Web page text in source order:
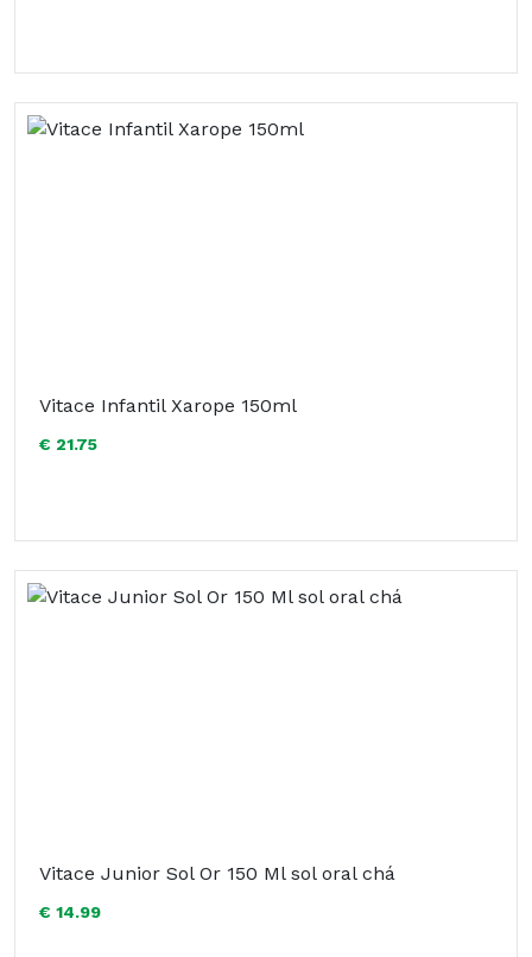
Vitace Infantil Xarope 150ml
€ 21.75
Vitace Junior Sol Or 150 Ml sol oral chá
€ 14.99